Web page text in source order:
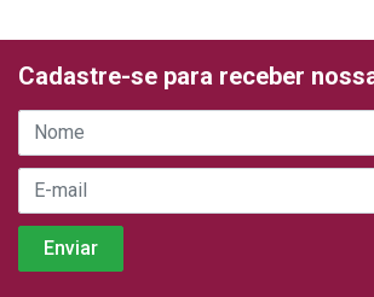
Cadastre-se para receber